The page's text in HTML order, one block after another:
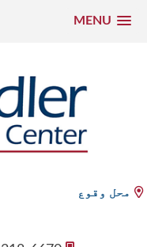
MENU
محل وقوع